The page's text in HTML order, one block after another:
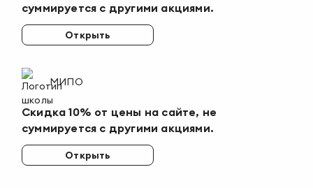
суммируется с другими акциями.
Открыть
МИПО
Скидка 10% от цены на сайте, не
суммируется с другими акциями.
Открыть